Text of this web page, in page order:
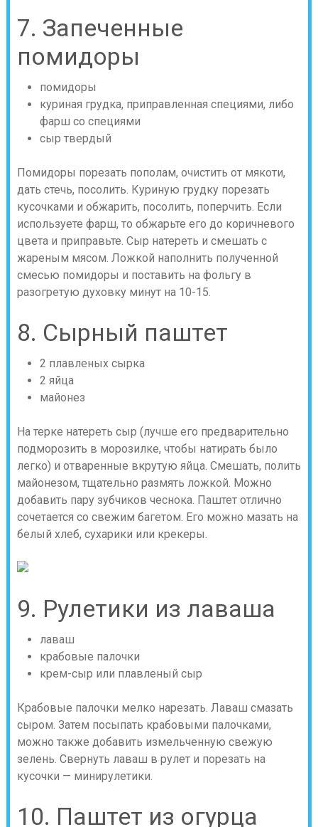
7. Запеченные
помидоры
помидоры
куриная грудка, приправленная специями, либо
фарш со специями
сыр твердый
Помидоры порезать пополам, очистить от мякоти,
дать стечь, посолить. Куриную грудку порезать
кусочками и обжарить, посолить, поперчить. Если
используете фарш, то обжарьте его до коричневого
цвета и приправьте. Сыр натереть и смешать с
жареным мясом. Ложкой наполнить полученной
смесью помидоры и поставить на фольгу в
разогретую духовку минут на 10-15.
8. Сырный паштет
2 плавленых сырка
2 яйца
майонез
На терке натереть сыр (лучше его предварительно
подморозить в морозилке, чтобы натирать было
легко) и отваренные вкрутую яйца. Смешать, полить
майонезом, тщательно размять ложкой. Можно
добавить пару зубчиков чеснока. Паштет отлично
сочетается со свежим багетом. Его можно мазать на
белый хлеб, сухарики или крекеры.
9. Рулетики из лаваша
лаваш
крабовые палочки
крем-сыр или плавленый сыр
Крабовые палочки мелко нарезать. Лаваш смазать
сыром. Затем посыпать крабовыми палочками,
можно также добавить измельченную свежую
зелень. Свернуть лаваш в рулет и порезать на
кусочки — минирулетики.
10. Паштет из огурца